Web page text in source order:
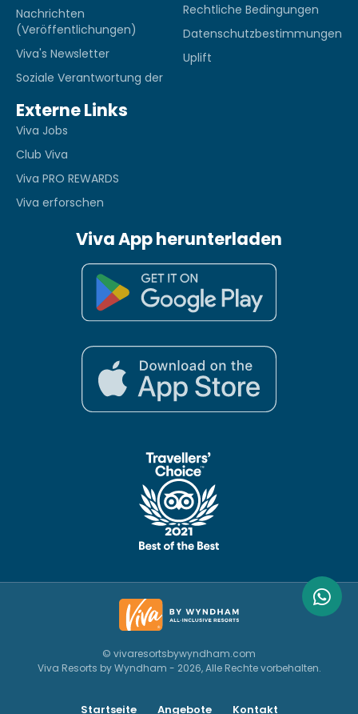
Nachrichten
(Veröffentlichungen)
Viva's Newsletter
Soziale Verantwortung der
Rechtliche Bedingungen
Datenschutzbestimmungen
Uplift
Externe Links
Viva Jobs
Club Viva
Viva PRO REWARDS
Viva erforschen
Viva App herunterladen
© vivaresortsbywyndham.com
Viva Resorts by Wyndham - 2026, Alle Rechte vorbehalten.
Startseite Angebote Kontakt